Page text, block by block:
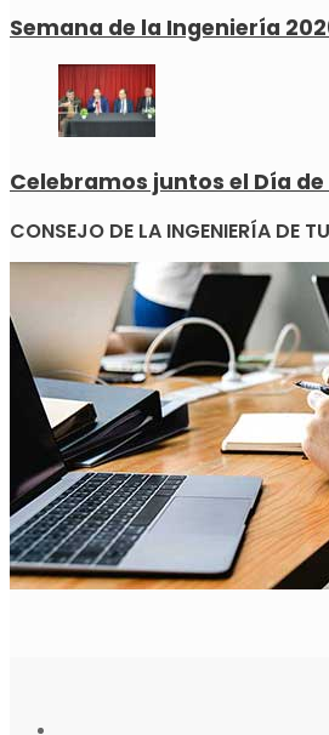
Semana de la Ingeniería
Celebramos juntos el Día
CONSEJO DE LA INGENIERÍA DE